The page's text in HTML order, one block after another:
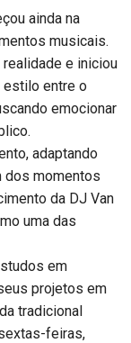
ainda na
musicais.
e iniciou
estilo entre o
emocionar
adaptando
dos momentos
da DJ Van
uma das
em
projetos em
tradicional
feiras,